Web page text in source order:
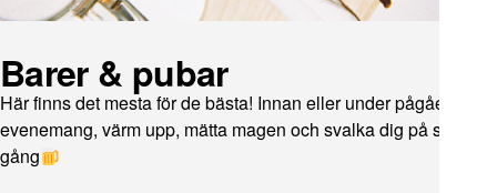
Barer & pubar
Här finns det mesta för de bästa! Innan eller under pågående
evenemang, värm upp, mätta magen och svalka dig på samma
gång